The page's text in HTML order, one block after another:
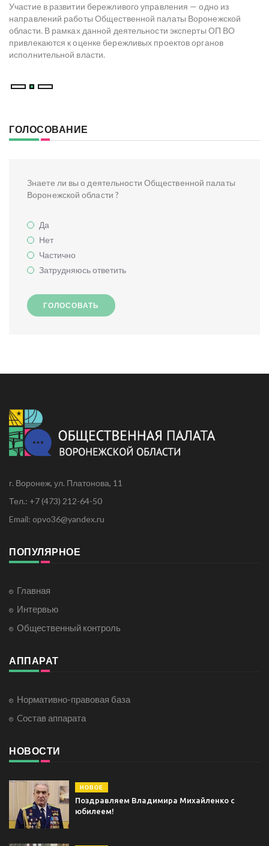
Участие в развитии бережливого управления — одно из
направлений работы Общественной палаты Воронежской
области. В рамках данной деятельности эксперты ОП ВО
привлекаются к оценке бережливых проектов органов
исполнительной власти.
ГОЛОСОВАНИЕ
Знаете ли вы о деятельности Общественной палаты
Воронежской области ?
Да
Нет
Частично
Затрудняюсь ответить
ГОЛОСОВАТЬ
г. Воронеж, ул. Платонова, 11
Тел.: +7 (473) 212-64-50
Email: opvo36@yandex.ru
ПОПУЛЯРНОЕ
Главная
Интервью
Общественный контроль
АППАРАТ
Нормативно-правовая база
Cостав аппарата
НОВОСТИ
НОВОЕ
Поздравляем Владимира Михайленко с
юбилеем!